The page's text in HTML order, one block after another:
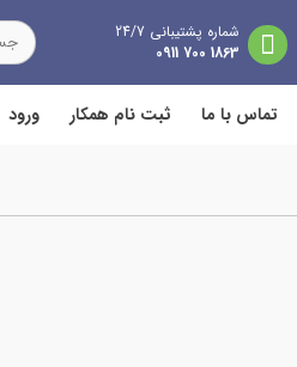
شماره پشتیبانی 24/7
1863 700 0911
تماس با ما ثبت نام همکار ورود